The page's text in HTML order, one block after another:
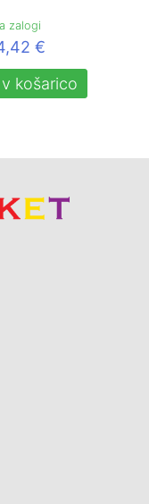
zalogi
€
košarico